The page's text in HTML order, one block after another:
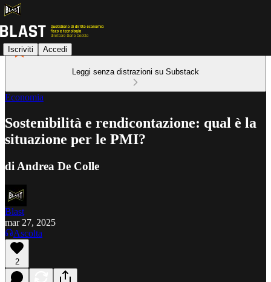
Iscriviti Accedi
Leggi senza distrazioni su Substack
Economia
Sostenibilità e rendicontazione: qual è la
situazione per le PMI?
di Andrea De Colle
Blast
mar 27, 2025
Ascolta
2